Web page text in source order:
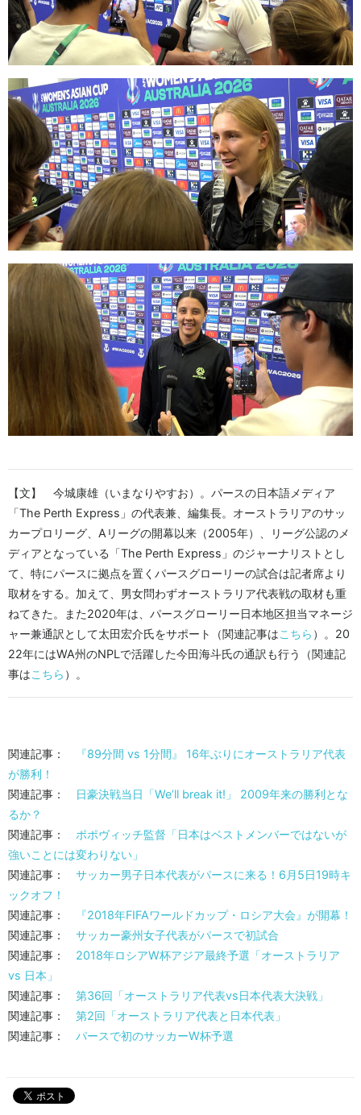
【文】 今城康雄（いまなりやすお）。パースの日本語メディア
「The Perth Express」の代表兼、編集長。オーストラリアのサッ
カープロリーグ、Aリーグの開幕以来（2005年）、リーグ公認のメ
ディアとなっている「The Perth Express」のジャーナリストとし
て、特にパースに拠点を置くパースグローリーの試合は記者席より
取材をする。加えて、男女問わずオーストラリア代表戦の取材も重
ねてきた。また2020年は、パースグローリー日本地区担当マネージ
ャー兼通訳として太田宏介氏をサポート（関連記事はこちら ）。20
22年にはWA州のNPLで活躍した今田海斗氏の通訳も行う（関連記
事はこちら ）。
関連記事：
『89分間 vs 1分間』 16年ぶりにオーストラリア代表
が勝利！
関連記事：
日豪決戦当日「We’ll break it!」 2009年来の勝利とな
るか？
関連記事： ポポヴィッチ監督「日本はベストメンバーではないが
強いことには変わりない」
関連記事： サッカー男子日本代表がパースに来る！6月5日19時キ
ックオフ！
関連記事：
『2018年FIFAワールドカップ・ロシア大会』が開幕！
関連記事： サッカー豪州女子代表がパースで初試合
関連記事： 2018年ロシアW杯アジア最終予選「オーストラリア
vs 日本」
関連記事： 第36回「オーストラリア代表vs日本代表大決戦」
関連記事： 第2回「オーストラリア代表と日本代表」
関連記事： パースで初のサッカーW杯予選